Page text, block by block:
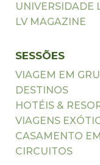
UNIVERSIDADE
LV MAGAZINE
SESSÕES
VIAGEM EM
DESTINOS
HOTÉIS &
VIAGENS
CASAMENTO
CIRCUITOS